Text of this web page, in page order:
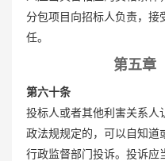
分包项目向招标人负责，接
任。
第五章
第六十条
投标人或者其他利害关系人
政法规规定的，可以自知道
行政监督部门投诉。投诉应